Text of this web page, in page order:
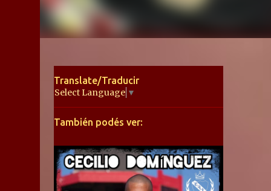
Translate/Traducir
Select Language ▼
También podés ver: